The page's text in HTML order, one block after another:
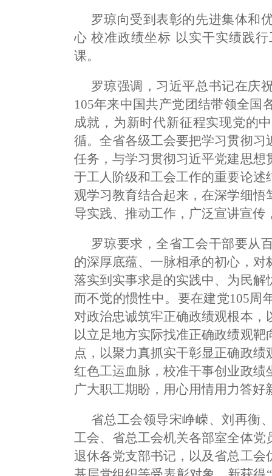
罗琼向受到表彰的先进集体和
心 校准政绩坐标 以实干实绩践
课。
罗琼强调，习近平总书记在庆
105年来中国共产党团结带领全国
成就，为新时代新征程实现党的
循。全省各级工会要把学习贯彻
任务，与学习贯彻习近平党建思
于工人阶级和工会工作的重要论
观学习教育结合起来，在深学细
导实践、推动工作，广泛宣讲宣
罗琼要求，全省工会干部要从
的深厚底蕴、一脉相承的初心，
落实到实事求是的实践中、为民
而不觉的惯性中。要在建党105周
对政治忠诚筑牢正确政绩观根本
以立足地方实际找准正确政绩观
点，以聚力真抓实干彰显正确政
红色工运血脉，校准干事创业政
广大职工期盼，用心用情用力答好
省总工会领导宋峥嵘、刘再衡
工会、省总工会机关各部室全体
退休各党支部书记，以及省总工